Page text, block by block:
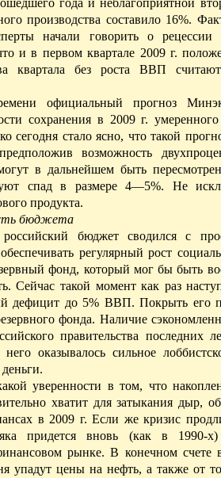
года и неблагоприятной
производства составило 16%.
начали говорить о рецессии
и в первом квартале 2009 г.
квартала без роста ВВП
официальный прогноз
сохранения в 2009 г.
сегодня стало ясно, что такой
возможность
в дальнейшем быть
спад в размере 4—5%. Не
продукта.
бюджета
бюджет сводился с
регулярный рост
фонд, который мог бы быть
Сейчас такой момент как раз
дефицит до 5% ВВП. Покрыть его
фонда. Наличие
правительства последних
оказывалось сильное
уверенности в том, что
хватит для затыкания дыр,
в 2009 г. Если же кризис
придется вновь (как в 1990-
рынке. В конечном счете
упадут цены на нефть, а также от